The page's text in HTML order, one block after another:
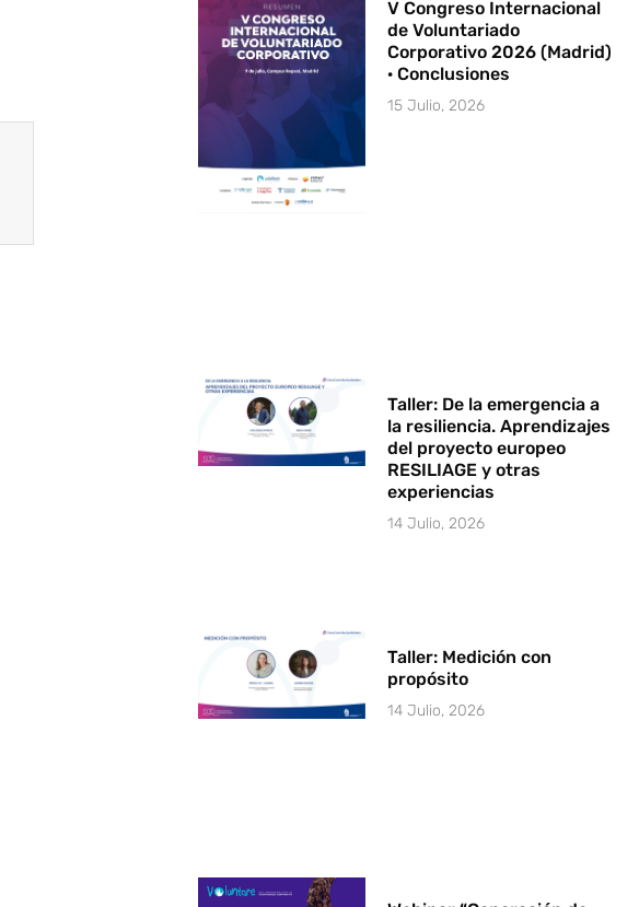
V Congreso Internacional
de Voluntariado
Corporativo 2026 (Madrid)
· Conclusiones
15 Julio, 2026
Taller: De la emergencia a
la resiliencia. Aprendizajes
del proyecto europeo
RESILIAGE y otras
experiencias
14 Julio, 2026
Taller: Medición con
propósito
14 Julio, 2026